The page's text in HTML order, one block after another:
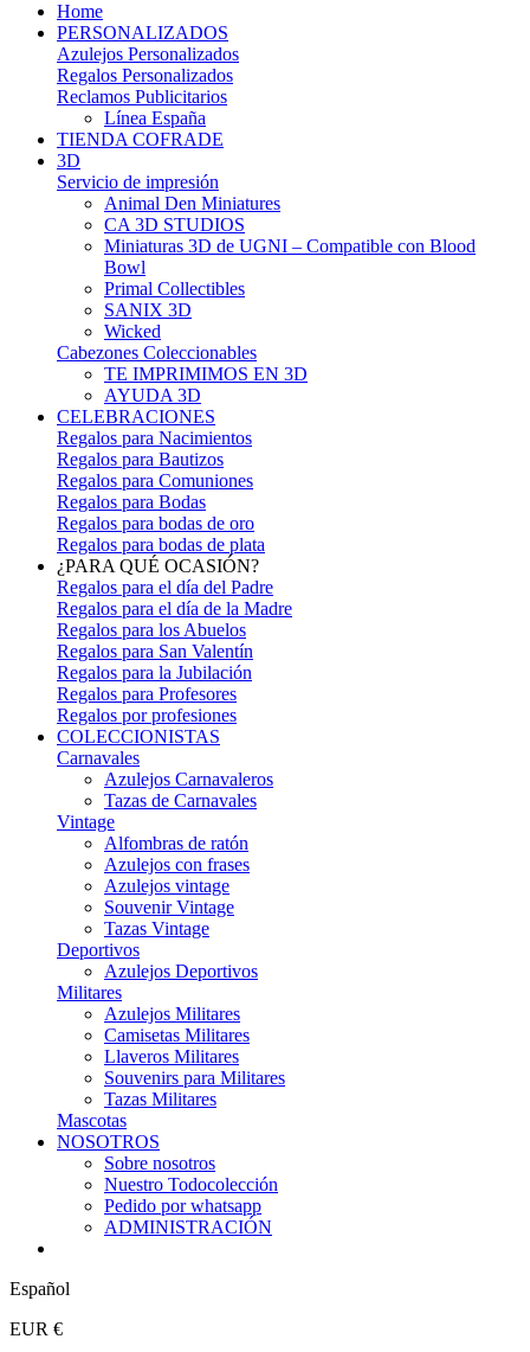
Home
PERSONALIZADOS
Azulejos Personalizados
Regalos Personalizados
Reclamos Publicitarios
Línea España
TIENDA COFRADE
3D
Servicio de impresión
Animal Den Miniatures
CA 3D STUDIOS
Miniaturas 3D de UGNI – Compatible con Blood
Bowl
Primal Collectibles
SANIX 3D
Wicked
Cabezones Coleccionables
TE IMPRIMIMOS EN 3D
AYUDA 3D
CELEBRACIONES
Regalos para Nacimientos
Regalos para Bautizos
Regalos para Comuniones
Regalos para Bodas
Regalos para bodas de oro
Regalos para bodas de plata
¿PARA QUÉ OCASIÓN?
Regalos para el día del Padre
Regalos para el día de la Madre
Regalos para los Abuelos
Regalos para San Valentín
Regalos para la Jubilación
Regalos para Profesores
Regalos por profesiones
COLECCIONISTAS
Carnavales
Azulejos Carnavaleros
Tazas de Carnavales
Vintage
Alfombras de ratón
Azulejos con frases
Azulejos vintage
Souvenir Vintage
Tazas Vintage
Deportivos
Azulejos Deportivos
Militares
Azulejos Militares
Camisetas Militares
Llaveros Militares
Souvenirs para Militares
Tazas Militares
Mascotas
NOSOTROS
Sobre nosotros
Nuestro Todocolección
Pedido por whatsapp
ADMINISTRACIÓN
Español
EUR €